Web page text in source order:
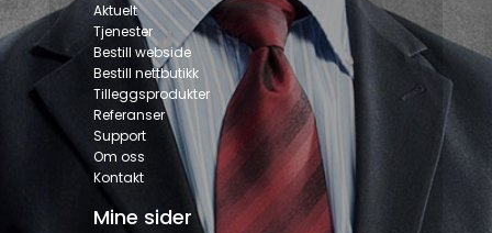
Aktuelt
Tjenester
Bestill webside
Bestill nettbutikk
Tilleggsprodukter
Referanser
Support
Om oss
Kontakt
Mine sider